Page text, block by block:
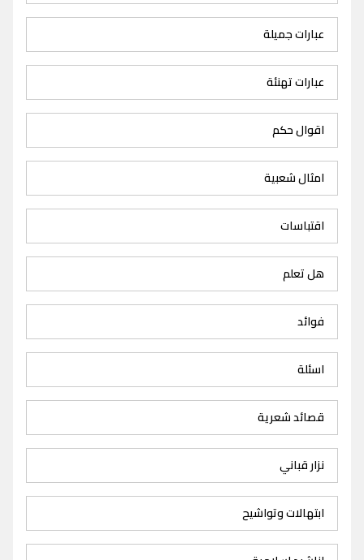
عبارات جميلة
عبارات تهنئة
اقوال حكم
امثال شعبية
اقتباسات
هل تعلم
فوائد
اسئلة
قصائد شعرية
نزار قباني
ابتهالات وتواشيح